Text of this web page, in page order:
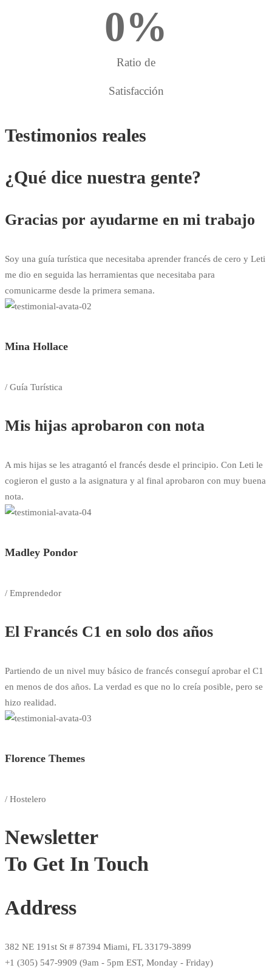
0%
Ratio de
Satisfacción
Testimonios reales
¿Qué dice nuestra gente?
Gracias por ayudarme en mi trabajo
Soy una guía turística que necesitaba aprender francés de cero y Leti
me dio en seguida las herramientas que necesitaba para
comunicarme desde la primera semana.
Mina Hollace
/ Guía Turística
Mis hijas aprobaron con nota
A mis hijas se les atragantó el francés desde el principio. Con Leti le
cogieron el gusto a la asignatura y al final aprobaron con muy buena
nota.
Madley Pondor
/ Emprendedor
El Francés C1 en solo dos años
Partiendo de un nivel muy básico de francés conseguí aprobar el C1
en menos de dos años. La verdad es que no lo creía posible, pero se
hizo realidad.
Florence Themes
/ Hostelero
Newsletter
To Get In Touch
Address
382 NE 191st St # 87394 Miami, FL 33179-3899
+1 (305) 547-9909 (9am - 5pm EST, Monday - Friday)